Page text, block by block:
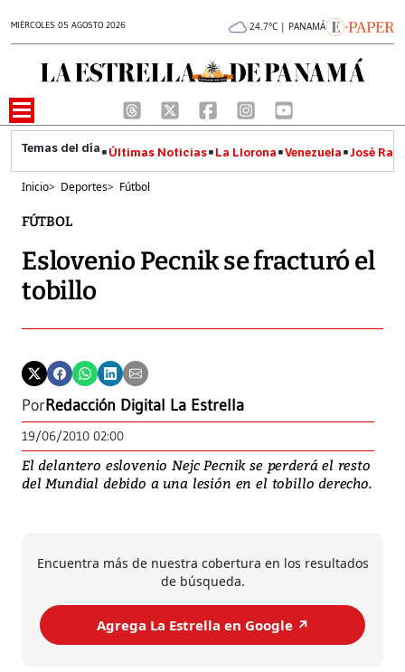
MIÉRCOLES 05 AGOSTO 2026 24.7°C | PANAMÁ
Últimas Noticias La Llorona Venezuela José
Inicio> Deportes> Fútbol
FÚTBOL
Eslovenio Pecnik se fracturó el
tobillo
PorRedacción Digital La Estrella
19/06/2010 02:00
El delantero eslovenio Nejc Pecnik se perderá el resto
del Mundial debido a una lesión en el tobillo derecho.
Encuentra más de nuestra cobertura en los resultados
de búsqueda.
Agrega La Estrella en Google ↗️